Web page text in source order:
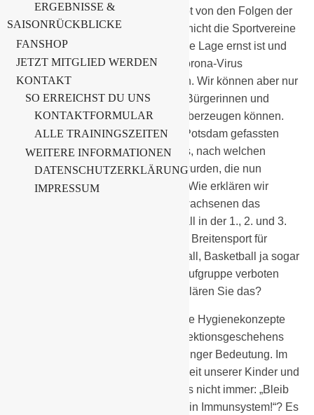
kein gesellschaftlicher Bereich bleibt von den Folgen der
Corona-Pandemie verschont. Auch nicht die Sportvereine
in Brandenburg. Wir wissen, dass die Lage ernst ist und
wir der weiteren Ausbreitung des Corona-Virus
entschieden entgegentreten müssen. Wir können aber nur
erfolgreich sein, wenn wir auch die Bürgerinnen und
Bürger vom Sinn der Maßnahmen überzeugen können.
Das fällt uns, bei den in Berlin und Potsdam gefassten
Beschlüssen schwer. Wir fragen uns, nach welchen
Kriterien die Bereiche ausgewählt wurden, die nun
komplett geschlossen worden sind. Wie erklären wir
unseren Kindern aber auch den Erwachsenen das
Profisport beispielsweise der Fußball in der 1., 2. und 3.
Bundesliag weiterhin erlaubt ist, der Breitensport für
Amateure, egal ob Fussball, Handball, Basketball ja sogar
das gemeinsame Laufen in einer Laufgruppe verboten
sind? Wie erklären wir das? Wie erklären Sie das?
Wir als Sportvereine haben sehr gute Hygienekonzepte
etabliert und sind als Treiber des Infektionsgeschehens
nach unserer Kenntnis von sehr geringer Bedeutung. Im
Gegenteil, wir erhalten die Gesundheit unserer Kinder und
der Bürgerinnen und Bürger. Hieß es nicht immer: „Bleib
gesund – treibe Sport und stärke Dein Immunsystem!“? Es
ERGEBNISSE &
SAISONRÜCKBLICKE
FANSHOP
JETZT MITGLIED WERDEN
KONTAKT
SO ERREICHST DU UNS
KONTAKTFORMULAR
ALLE TRAININGSZEITEN
WEITERE INFORMATIONEN
DATENSCHUTZERKLÄRUNG
IMPRESSUM